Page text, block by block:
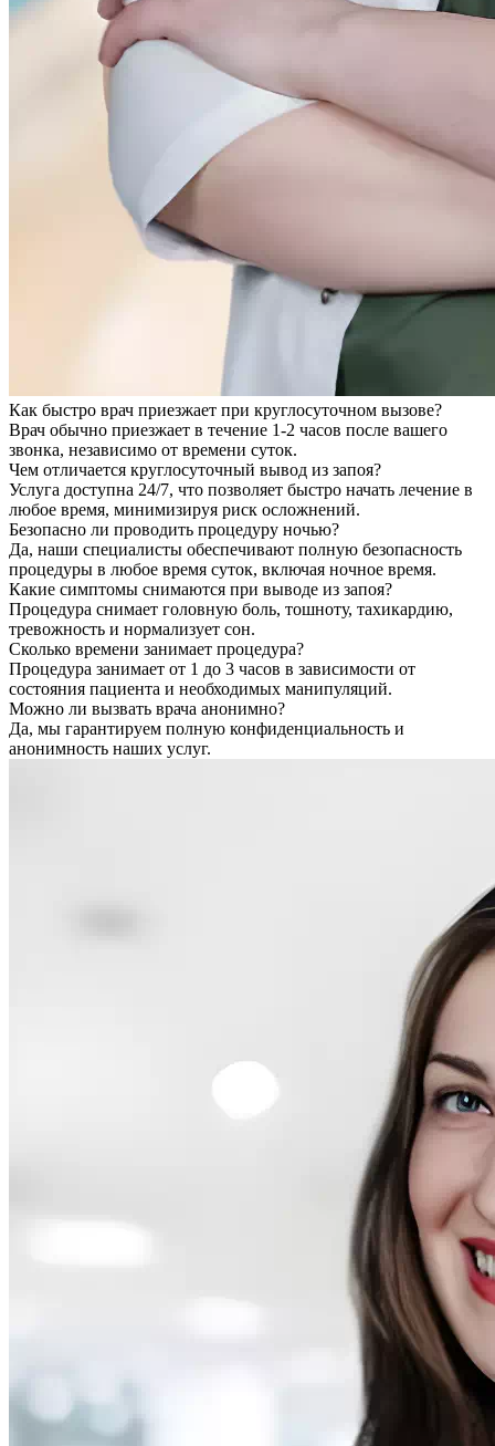
Как быстро врач приезжает при круглосуточном вызове?
Врач обычно приезжает в течение 1-2 часов после вашего
звонка, независимо от времени суток.
Чем отличается круглосуточный вывод из запоя?
Услуга доступна 24/7, что позволяет быстро начать лечение в
любое время, минимизируя риск осложнений.
Безопасно ли проводить процедуру ночью?
Да, наши специалисты обеспечивают полную безопасность
процедуры в любое время суток, включая ночное время.
Какие симптомы снимаются при выводе из запоя?
Процедура снимает головную боль, тошноту, тахикардию,
тревожность и нормализует сон.
Сколько времени занимает процедура?
Процедура занимает от 1 до 3 часов в зависимости от
состояния пациента и необходимых манипуляций.
Можно ли вызвать врача анонимно?
Да, мы гарантируем полную конфиденциальность и
анонимность наших услуг.